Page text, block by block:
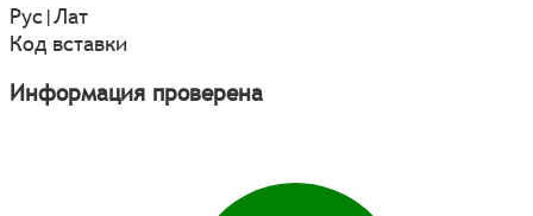
Рус|Лат
Код вставки
Информация проверена